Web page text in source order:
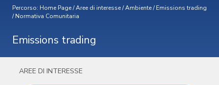
Percorso: Home Page/Aree di interesse/Ambiente/Emissions trading
/Normativa Comunitaria
Emissions trading
AREE DI INTERESSE